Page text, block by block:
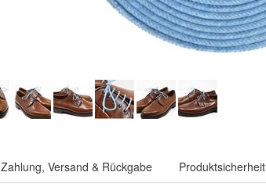
Zahlung, Versand & Rückgabe Produktsicherheit